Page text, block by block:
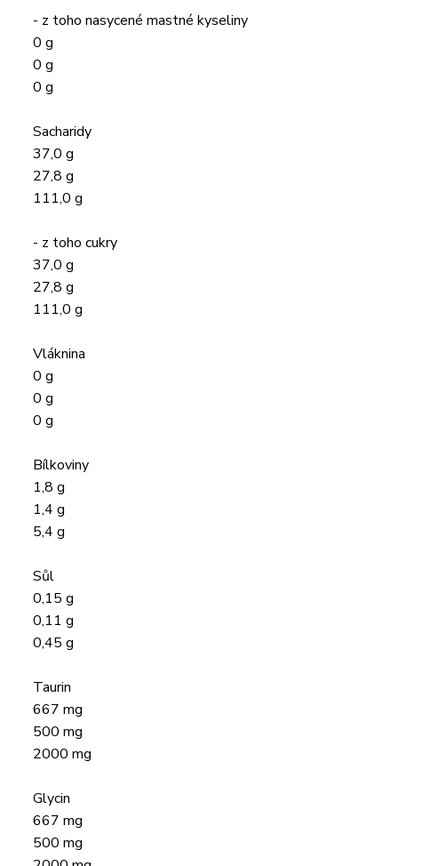
- z toho nasycené mastné kyseliny
0 g
0 g
0 g
Sacharidy
37,0 g
27,8 g
111,0 g
- z toho cukry
37,0 g
27,8 g
111,0 g
Vláknina
0 g
0 g
0 g
Bílkoviny
1,8 g
1,4 g
5,4 g
Sůl
0,15 g
0,11 g
0,45 g
Taurin
667 mg
500 mg
2000 mg
Glycin
667 mg
500 mg